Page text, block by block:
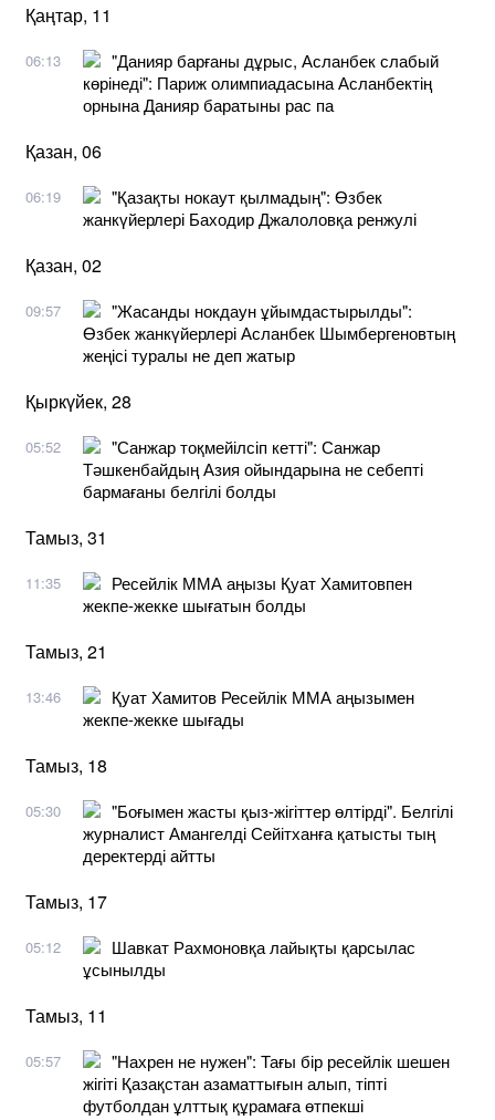
Қаңтар, 11
06:13
"Данияр барғаны дұрыс, Асланбек слабый
көрінеді": Париж олимпиадасына Асланбектің
орнына Данияр баратыны рас па
Қазан, 06
06:19
"Қазақты нокаут қылмадың": Өзбек
жанкүйерлері Баходир Джалоловқа ренжулі
Қазан, 02
09:57
"Жасанды нокдаун ұйымдастырылды":
Өзбек жанкүйерлері Асланбек Шымбергеновтың
жеңісі туралы не деп жатыр
Қыркүйек, 28
05:52
"Санжар тоқмейілсіп кетті": Санжар
Тәшкенбайдың Азия ойындарына не себепті
бармағаны белгілі болды
Тамыз, 31
11:35
Ресейлік ММА аңызы Қуат Хамитовпен
жекпе-жекке шығатын болды
Тамыз, 21
13:46
Қуат Хамитов Ресейлік ММА аңызымен
жекпе-жекке шығады
Тамыз, 18
05:30
"Боғымен жасты қыз-жігіттер өлтірді". Белгілі
журналист Амангелді Сейітханға қатысты тың
деректерді айтты
Тамыз, 17
05:12
Шавкат Рахмоновқа лайықты қарсылас
ұсынылды
Тамыз, 11
05:57
"Нахрен не нужен": Тағы бір ресейлік шешен
жігіті Қазақстан азаматтығын алып, тіпті
футболдан ұлттық құрамаға өтпекші